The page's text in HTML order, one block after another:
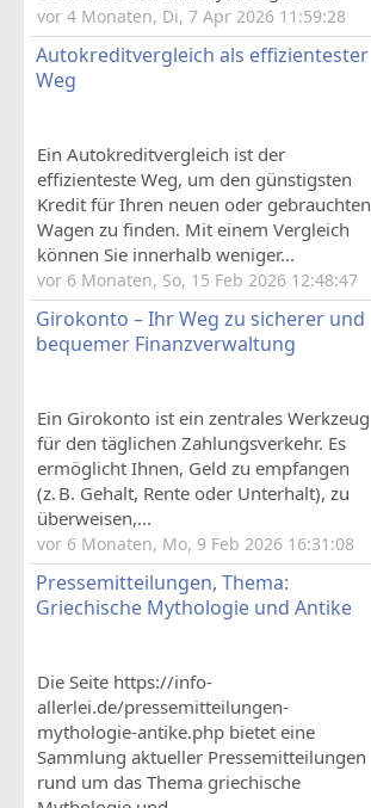
vor 4 Monaten, Di, 7 Apr 2026 11:59:28
Autokreditvergleich als effizientester
Weg
Ein Autokreditvergleich ist der
effizienteste Weg, um den günstigsten
Kredit für Ihren neuen oder gebrauchten
Wagen zu finden. Mit einem Vergleich
können Sie innerhalb weniger...
vor 6 Monaten, So, 15 Feb 2026 12:48:47
Girokonto – Ihr Weg zu sicherer und
bequemer Finanzverwaltung
Ein Girokonto ist ein zentrales Werkzeug
für den täglichen Zahlungsverkehr. Es
ermöglicht Ihnen, Geld zu empfangen
(z. B. Gehalt, Rente oder Unterhalt), zu
überweisen,...
vor 6 Monaten, Mo, 9 Feb 2026 16:31:08
Pressemitteilungen, Thema:
Griechische Mythologie und Antike
Die Seite https://info-
allerlei.de/pressemitteilungen-
mythologie-antike.php bietet eine
Sammlung aktueller Pressemitteilungen
rund um das Thema griechische